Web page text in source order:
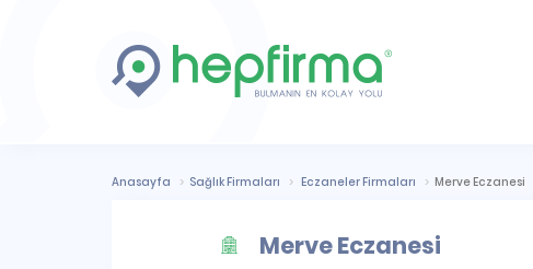
Anasayfa Sağlık Firmaları Eczaneler Firmaları Merve Eczanesi
Merve Eczanesi